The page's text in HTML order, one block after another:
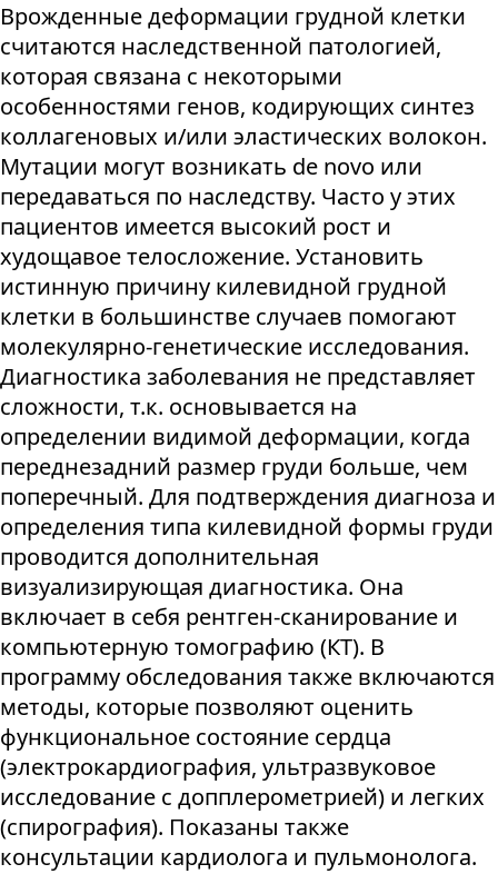
Врожденные деформации грудной клетки
считаются наследственной патологией,
которая связана с некоторыми
особенностями генов, кодирующих синтез
коллагеновых и/или эластических волокон.
Мутации могут возникать de novo или
передаваться по наследству. Часто у этих
пациентов имеется высокий рост и
худощавое телосложение. Установить
истинную причину килевидной грудной
клетки в большинстве случаев помогают
молекулярно-генетические исследования.
Диагностика заболевания не представляет
сложности, т.к. основывается на
определении видимой деформации, когда
переднезадний размер груди больше, чем
поперечный. Для подтверждения диагноза и
определения типа килевидной формы груди
проводится дополнительная
визуализирующая диагностика. Она
включает в себя рентген-сканирование и
компьютерную томографию (КТ). В
программу обследования также включаются
методы, которые позволяют оценить
функциональное состояние сердца
(электрокардиография, ультразвуковое
исследование с допплерометрией) и легких
(спирография). Показаны также
консультации кардиолога и пульмонолога.